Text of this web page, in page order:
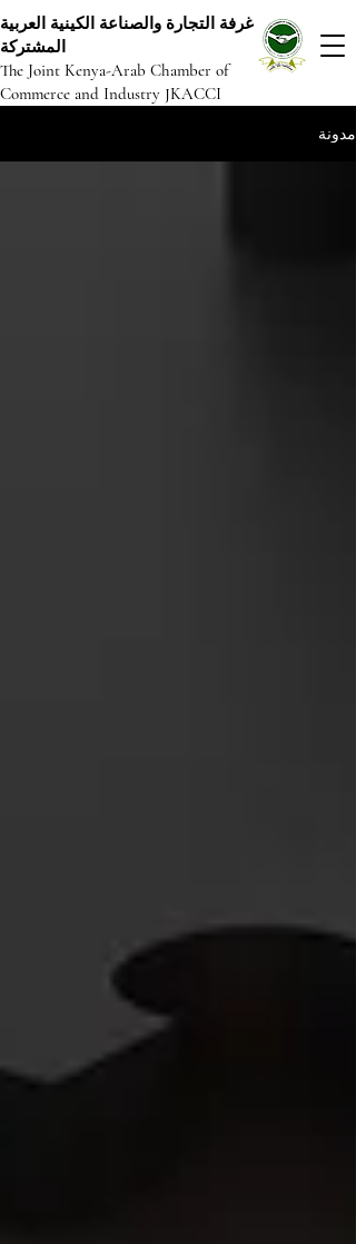
غرفة التجارة والصناعة الكينية العربية
المشتركة
The Joint Kenya-Arab Chamber of
Commerce and Industry JKACCI
مدونة